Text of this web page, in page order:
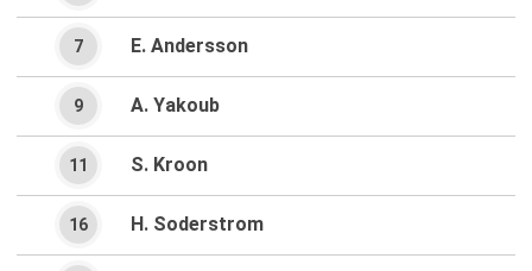
E. Andersson
7
A. Yakoub
9
S. Kroon
11
H. Soderstrom
16